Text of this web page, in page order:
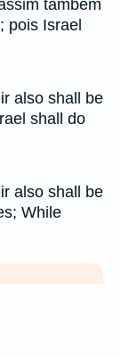
também
pois Israel
also shall be
shall do
also shall be
While